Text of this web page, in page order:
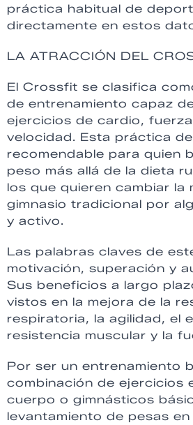
práctica habitual de
directamente en estos
LA ATRACCIÓN DEL
El Crossfit se clasifica
de entrenamiento capaz
ejercicios de cardio,
velocidad. Esta práctica
recomendable para quien
peso más allá de la dieta
los que quieren cambiar la
gimnasio tradicional por
y activo.
Las palabras claves de
motivación, superación y
Sus beneficios a largo
vistos en la mejora de la
respiratoria, la agilidad, el
resistencia muscular y la
Por ser un entrenamiento
combinación de ejercicios
cuerpo o gimnásticos
levantamiento de pesas